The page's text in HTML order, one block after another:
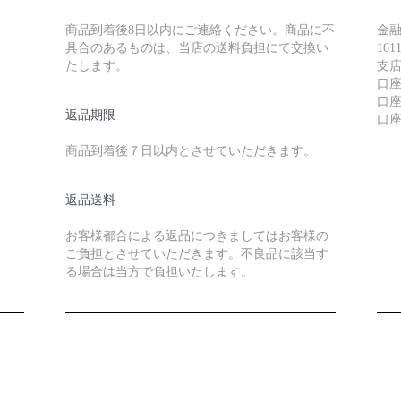
商品到着後8日以内にご連絡ください。商品に不
具合のあるものは、当店の送料負担にて交換い
たします。
返品期限
商品到着後７日以内とさせていただきます。
返品送料
お客様都合による返品につきましてはお客様の
ご負担とさせていただきます。不良品に該当す
る場合は当方で負担いたします。
金
支
口
口
口